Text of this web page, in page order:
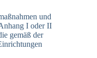
und
I oder II
gemäß der